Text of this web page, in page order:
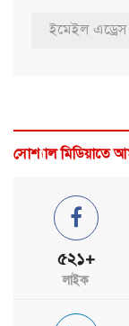
সোশ্যাল মিডিয়াতে
৫২১+
লাইক